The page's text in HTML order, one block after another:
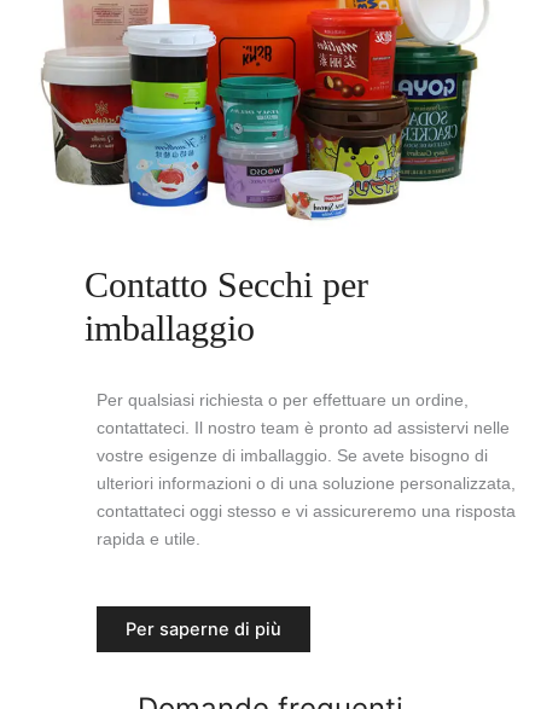
Contatto Secchi per
imballaggio
Per qualsiasi richiesta o per effettuare un ordine,
contattateci. Il nostro team è pronto ad assistervi nelle
vostre esigenze di imballaggio. Se avete bisogno di
ulteriori informazioni o di una soluzione personalizzata,
contattateci oggi stesso e vi assicureremo una risposta
rapida e utile.
Per saperne di più